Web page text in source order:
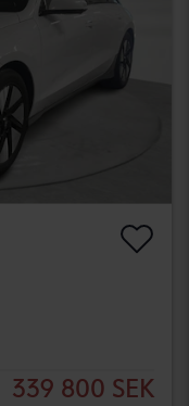
339 800 SEK